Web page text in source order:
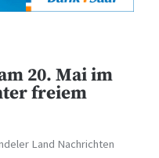
20. Mai im
freiem
Land Nachrichten